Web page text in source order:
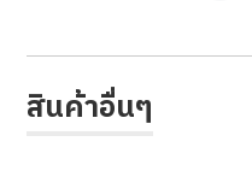
สินค้าอื่นๆ